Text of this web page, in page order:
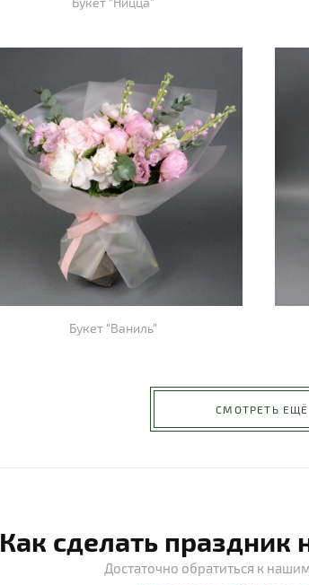
Букет "Ваниль"
СМОТРЕТЬ ЕЩЁ
Как сделать
Достаточно обратиться к